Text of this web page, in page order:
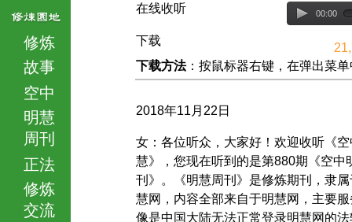
修炼
故事
空中
明慧
周刊
正法
修炼
交流
在线收听 00:00
下载
下载方法：按鼠标器右键，在弹出菜
2018年11月22日
女：各位听众，大家好！欢迎收听《空
慧》，您现在听到的是第880期《空中
刊》。《明慧周刊》是修炼期刊，隶属
慧网，内容全部来自于明慧网，主要服
像是中国大陆无法正常登录明慧网的法